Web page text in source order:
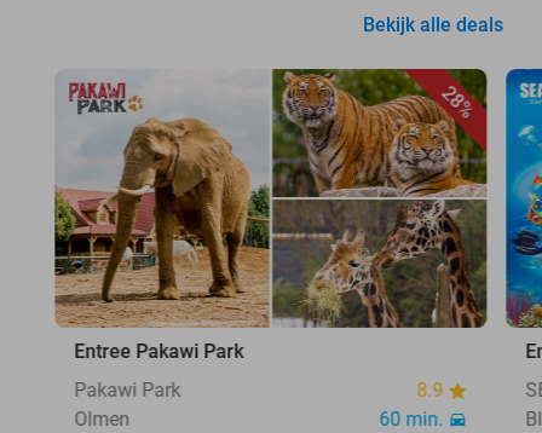
Bekijk alle deals
28%
Entree Pakawi Park
Pakawi Park
8.9
Olmen
60 min.